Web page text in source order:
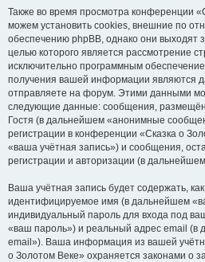
Также во время просмотра конференции
можем установить cookies, внешние по
обеспечению phpBB, однако они выходят
целью которого является рассмотрение
исключительно программным
получения вашей информации являются
отправляете на форум. Этими данными
следующие данные: сообщения,
Гостя (в дальнейшем «анонимные
регистрации в конференции «Сказка о
«ваша учётная запись») и сообщения,
регистрации и авторизации (в
Ваша учётная запись будет содержать,
идентифицируемое имя (в дальнейшем
индивидуальный пароль для входа под
«ваш пароль») и реальный адрес email (в
email»). Ваша информация из вашей
о Золотом Веке» охраняется законами о